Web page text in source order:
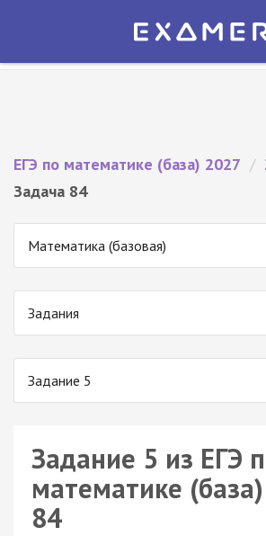
Экзамер — ЕГЭ 2027
ЕГЭ по математике (база) 2027 /
Задача 84
Математика (базовая)
Задания
Задание 5
Задание 5 из ЕГЭ
математике
84